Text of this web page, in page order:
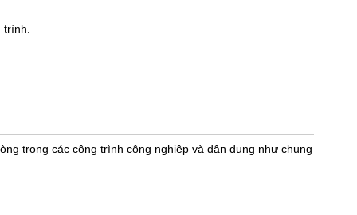
trong các công trình công nghiệp và dân dụng như chung